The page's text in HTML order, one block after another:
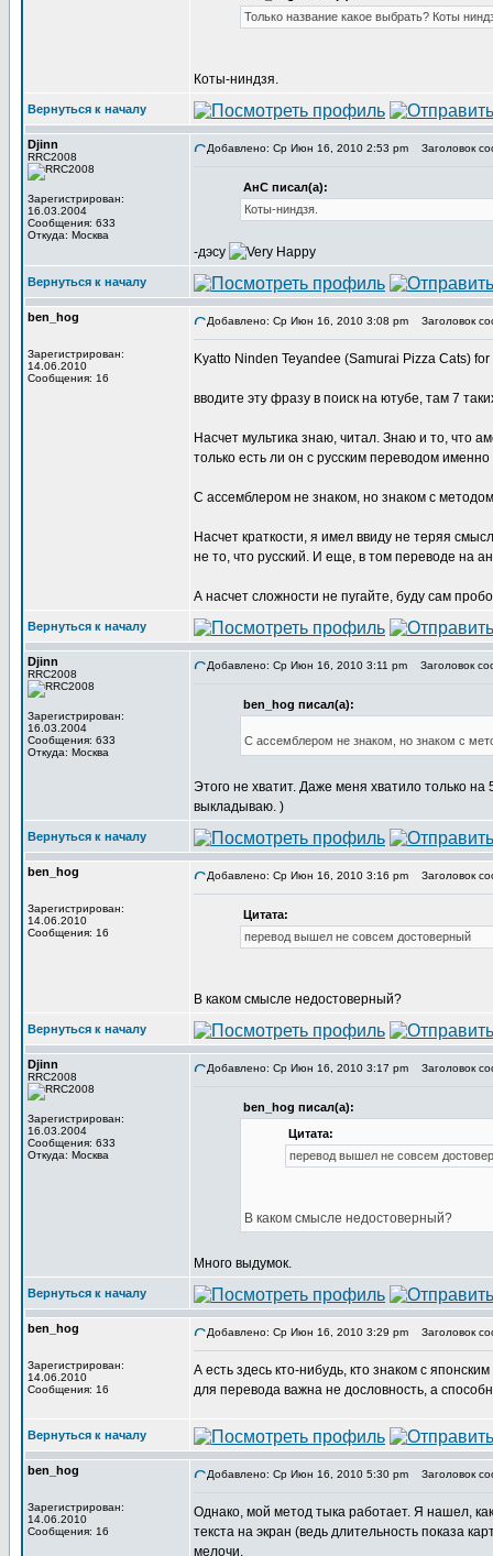
Только название какое выбрать? Коты
Коты-ниндзя.
Вернуться к началу
Djinn
RRC2008
Зарегистрирован:
16.03.2004
Сообщения: 633
Откуда: Москва
Добавлено: Ср Июн 16, 2010 2:53 pm Заголовок
АнС писал(а):
Коты-ниндзя.
-дэсу
Вернуться к началу
ben_hog
Зарегистрирован:
14.06.2010
Сообщения: 16
Добавлено: Ср Июн 16, 2010 3:08 pm Заголовок
Kyatto Ninden Teyandee (Samurai Pizza Cats)
вводите эту фразу в поиск на ютубе, там 7
Насчет мультика знаю, читал. Знаю и то, что
только есть ли он с русским переводом
С ассемблером не знаком, но знаком с
Насчет краткости, я имел ввиду не теряя
не то, что русский. И еще, в том переводе на
А насчет сложности не пугайте, буду сам
Вернуться к началу
Djinn
RRC2008
Зарегистрирован:
16.03.2004
Сообщения: 633
Откуда: Москва
Добавлено: Ср Июн 16, 2010 3:11 pm Заголовок
ben_hog писал(а):
С ассемблером не знаком, но знаком с
Этого не хватит. Даже меня хватило только
выкладываю. )
Вернуться к началу
ben_hog
Зарегистрирован:
14.06.2010
Сообщения: 16
Добавлено: Ср Июн 16, 2010 3:16 pm Заголовок
Цитата:
перевод вышел не совсем достоверный
В каком смысле недостоверный?
Вернуться к началу
Djinn
RRC2008
Зарегистрирован:
16.03.2004
Сообщения: 633
Откуда: Москва
Добавлено: Ср Июн 16, 2010 3:17 pm Заголовок
ben_hog писал(а):
Цитата:
перевод вышел не совсем
В каком смысле недостоверный?
Много выдумок.
Вернуться к началу
ben_hog
Зарегистрирован:
14.06.2010
Сообщения: 16
Добавлено: Ср Июн 16, 2010 3:29 pm Заголовок
А есть здесь кто-нибудь, кто знаком с
для перевода важна не дословность, а
Вернуться к началу
ben_hog
Зарегистрирован:
14.06.2010
Сообщения: 16
Добавлено: Ср Июн 16, 2010 5:30 pm Заголовок
Однако, мой метод тыка работает. Я нашел,
текста на экран (ведь длительность показа
мелочи.